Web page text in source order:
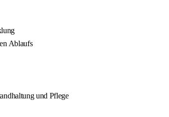
Ablaufs
und Pflege